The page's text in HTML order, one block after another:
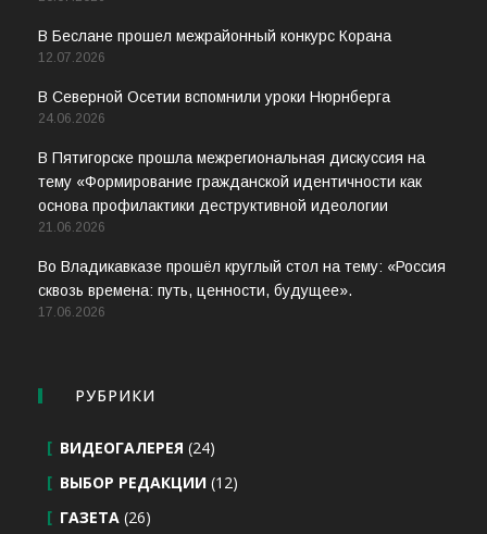
В Беслане прошел межрайонный конкурс Корана
12.07.2026
В Северной Осетии вспомнили уроки Нюрнберга
24.06.2026
В Пятигорске прошла межрегиональная дискуссия на
тему «Формирование гражданской идентичности как
основа профилактики деструктивной идеологии
21.06.2026
Во Владикавказе прошёл круглый стол на тему: «Россия
сквозь времена: путь, ценности, будущее».
17.06.2026
РУБРИКИ
ВИДЕОГАЛЕРЕЯ (24)
ВЫБОР РЕДАКЦИИ (12)
ГАЗЕТА (26)